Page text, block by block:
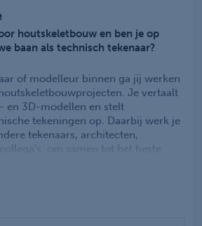
houtskeletbouw en ben je op
baan als technisch tekenaar?
of modelleur binnen ga jij werken
Je vertaalt
en 3D-modellen en stelt
tekeningen op. Daarbij werk je
tekenaars, architecten,
om samen tot het beste
en denk je mee over het
houtskeletbouw en jouw analytisch